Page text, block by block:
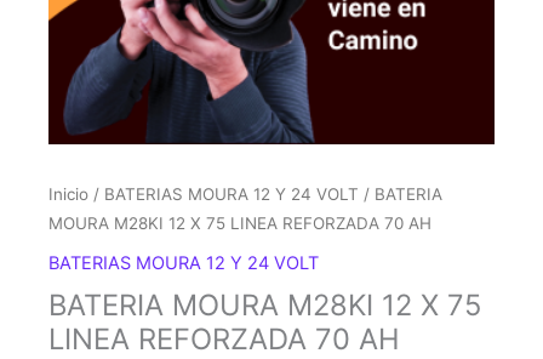
Inicio / BATERIAS MOURA 12 Y 24 VOLT / BATERIA
MOURA M28KI 12 X 75 LINEA REFORZADA 70 AH
BATERIAS MOURA 12 Y 24 VOLT
BATERIA MOURA M28KI 12 X 75
LINEA REFORZADA 70 AH